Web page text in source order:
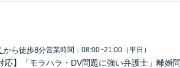
から徒歩8分営業時間：08:00~21:00（平日）
応】「モラハラ・DV問題に強い弁護士」離